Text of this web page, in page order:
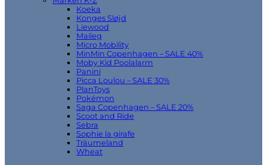
Koeka
Konges Sløjd
Liewood
Maileg
Micro Mobility
MinMin Copenhagen – SALE 40%
Moby Kid Poolalarm
Panini
Picca Loulou – SALE 30%
PlanToys
Pokémon
Saga Copenhagen – SALE 20%
Scoot and Ride
Sebra
Sophie la girafe
Träumeland
Wheat